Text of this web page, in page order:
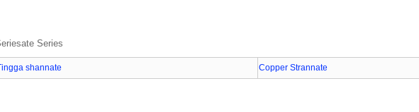
Series
shannate Copper Strannate